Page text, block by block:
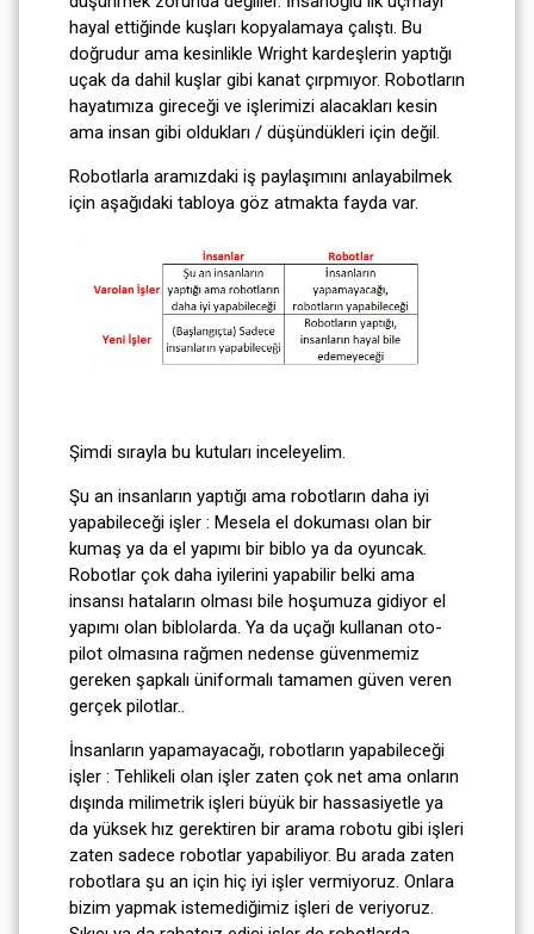
hayal ettiğinde kuşları kopyalamaya çalıştı. Bu
doğrudur ama kesinlikle Wright kardeşlerin yaptığı
uçak da dahil kuşlar gibi kanat çırpmıyor. Robotların
hayatımıza gireceği ve işlerimizi alacakları kesin
ama insan gibi oldukları / düşündükleri için değil.
Robotlarla aramızdaki iş paylaşımını anlayabilmek
için aşağıdaki tabloya göz atmakta fayda var.
Şimdi sırayla bu kutuları inceleyelim.
Şu an insanların yaptığı ama robotların daha iyi
yapabileceği işler : Mesela el dokuması olan bir
kumaş ya da el yapımı bir biblo ya da oyuncak.
Robotlar çok daha iyilerini yapabilir belki ama
insansı hataların olması bile hoşumuza gidiyor el
yapımı olan biblolarda. Ya da uçağı kullanan oto-
pilot olmasına rağmen nedense güvenmemiz
gereken şapkalı üniformalı tamamen güven veren
gerçek pilotlar..
İnsanların yapamayacağı, robotların yapabileceği
işler : Tehlikeli olan işler zaten çok net ama onların
dışında milimetrik işleri büyük bir hassasiyetle ya
da yüksek hız gerektiren bir arama robotu gibi işleri
zaten sadece robotlar yapabiliyor. Bu arada zaten
robotlara şu an için hiç iyi işler vermiyoruz. Onlara
bizim yapmak istemediğimiz işleri de veriyoruz.